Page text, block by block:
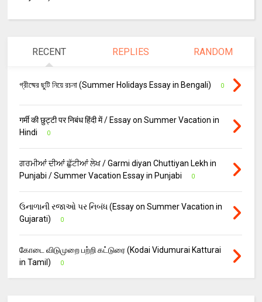
RECENT REPLIES RANDOM
গ্রীষ্মের ছুটি নিয়ে রচনা (Summer Holidays Essay in Bengali) 0
गर्मी की छुट्टी पर निबंध हिंदी में / Essay on Summer Vacation in
Hindi
0
ਗਰਮੀਆਂ ਦੀਆਂ ਛੁੱਟੀਆਂ ਲੇਖ / Garmi diyan Chuttiyan Lekh in
Punjabi / Summer Vacation Essay in Punjabi
0
ઉનાળાની રજાઓ પર નિબંધ (Essay on Summer Vacation in
Gujarati)
0
கோடை விடுமுறை பற்றி கட்டுரை (Kodai Vidumurai Katturai
in Tamil)
0